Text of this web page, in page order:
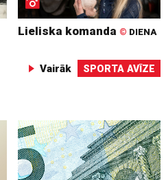
Lieliska komanda © DIENA
Vairāk SPORTA AVĪZE